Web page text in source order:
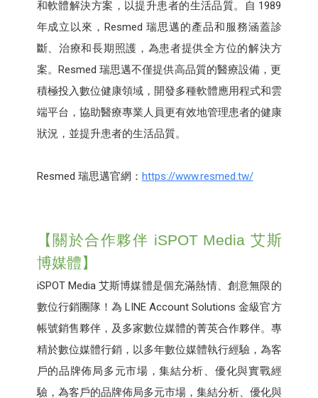
和軟體解決方案，以提升患者的生活品質。自 1989
年成立以來，Resmed 瑞思邁的產品和服務涵蓋診
斷、治療和長期照護，為患者提供全方位的解決方
案。Resmed 瑞思邁不僅提供高品質的醫療設備，更
積極投入數位健康領域，開發多種軟體應用程式和雲
端平台，協助醫療專業人員更有效地管理患者的健康
狀況，並提升患者的生活品質。
Resmed 瑞思邁官網： https://www.resmed.tw/
【關於合作夥伴 iSPOT Media 艾斯
博媒體】
iSPOT Media 艾斯博媒體是個充滿熱情、創意無限的
數位行銷團隊！為 LINE Account Solutions 金級官方
帳號銷售夥伴，及多家數位媒體的菁英合作夥伴。專
精於數位媒體行銷，以多年數位媒體執行經驗，為客
戶的品牌佈局多元市場，集結分析、優化與實戰經
驗，為客戶的品牌佈局多元市場，集結分析、優化與